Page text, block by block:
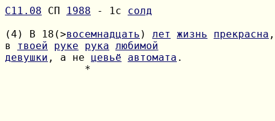
С11.08 СП 1988 - 1с солд
(4) В 18(>восемнадцать ) лет жизнь прекрасна
в твоей руке рука любимой
девушки , а не цевьё автомата
             *